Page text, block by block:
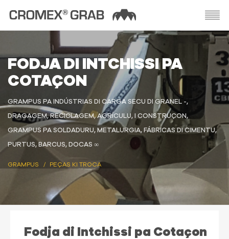
FODJA DI INTCHISSI PA
COTAÇON
GRAMPUS PA INDÚSTRIAS DI CARGA SECU DI GRANEL -,
DRAGAGEM, RECICLAGEM, AGRÍCULU, I CONSTRUÇON,
GRAMPUS PA SOLDADURU, METALURGIA, FÁBRICAS DI CIMENTU,
PURTUS, BARCUS, DOCAS ∞
GRAMPUS PEÇAS KI TROCA
Fodja di Intchissi pa Cotaçon